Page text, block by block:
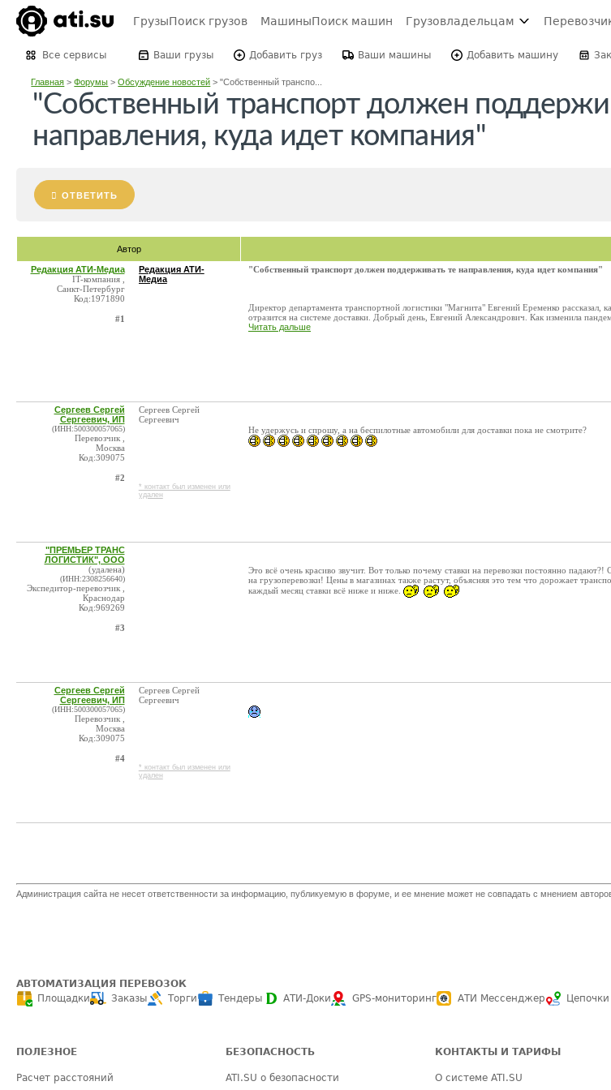
ГрузыПоиск грузов МашиныПоиск машин Грузовладельцам
Все сервисы Ваши грузы Добавить груз Ваши машины Добавить машину
Главная >Форумы >Обсуждение новостей >"Собственный транспо...
"Собственный транспорт должен
направления, куда идет компания"
ОТВЕТИТЬ
Автор
Редакция АТИ-Медиа
IT-компания ,
Санкт-Петербург
Код:1971890
#1
Редакция АТИ-
Медиа
"Собственный транспорт должен поддерживать те направления, куда идет компания"
Директор департамента транспортной логистики "Магнита" Евгений Еременко рассказал,
отразится на системе доставки. Добрый день, Евгений Александрович. Как изменила
Читать дальше
Сергеев Сергей
Сергеевич, ИП
(ИНН:500300057065)
Перевозчик ,
Москва
Код:309075
#2
Сергеев Сергей
Сергеевич
* контакт был изменен или
удален
Не удержусь и спрошу, а на беспилотные автомобили для доставки пока не смотрите?
"ПРЕМЬЕР ТРАНС
ЛОГИСТИК", ООО
(удалена)
(ИНН:2308256640)
Экспедитор-перевозчик ,
Краснодар
Код:969269
#3
Это всё очень красиво звучит. Вот только почему ставки на перевозки постоянно
на грузоперевозки! Цены в магазинах также растут, объясняя это тем что дорожает
каждый месяц ставки всё ниже и ниже.
Сергеев Сергей
Сергеевич, ИП
(ИНН:500300057065)
Перевозчик ,
Москва
Код:309075
#4
Сергеев Сергей
Сергеевич
* контакт был изменен или
удален
Администрация сайта не несет ответственности за информацию, публикуемую в форуме, и ее мнение может не совпадать с мнением
АВТОМАТИЗАЦИЯ ПЕРЕВОЗОК
Площадки
Заказы Торги Тендеры АТИ-Доки GPS-мониторинг АТИ Мессенджер Цепочки
ПОЛЕЗНОЕ
Расчет расстояний
БЕЗОПАСНОСТЬ
ATI.SU о безопасности
КОНТАКТЫ И ТАРИФЫ
О системе ATI.SU